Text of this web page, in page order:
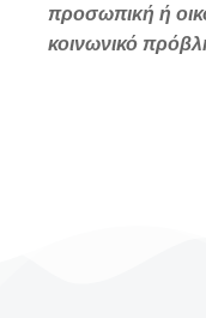
προσωπική ή
κοινωνικό